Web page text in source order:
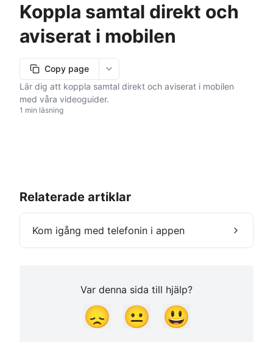
Koppla samtal direkt och
aviserat i mobilen
Copy page
More options
Lär dig att koppla samtal direkt och aviserat i mobilen
med våra videoguider.
1 min läsning
Relaterade artiklar
Kom igång med telefonin i appen
Var denna sida till hjälp?
😞 😐 😃